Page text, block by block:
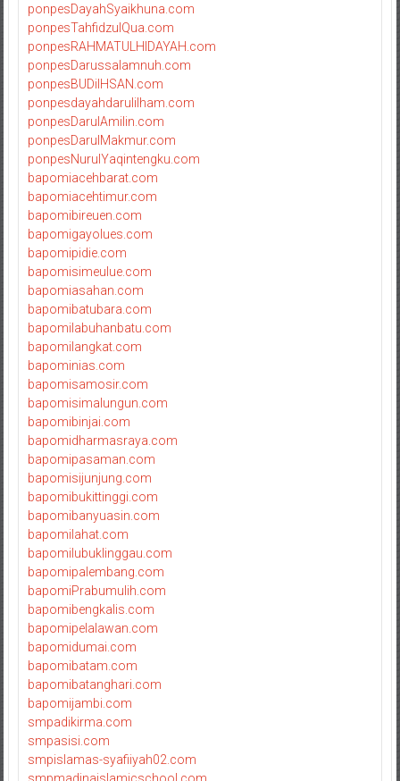
ponpesDayahSyaikhuna.com
ponpesTahfidzulQua.com
ponpesRAHMATULHIDAYAH.com
ponpesDarussalamnuh.com
ponpesBUDiIHSAN.com
ponpesdayahdarulilham.com
ponpesDarulAmilin.com
ponpesDarulMakmur.com
ponpesNurulYaqintengku.com
bapomiacehbarat.com
bapomiacehtimur.com
bapomibireuen.com
bapomigayolues.com
bapomipidie.com
bapomisimeulue.com
bapomiasahan.com
bapomibatubara.com
bapomilabuhanbatu.com
bapomilangkat.com
bapominias.com
bapomisamosir.com
bapomisimalungun.com
bapomibinjai.com
bapomidharmasraya.com
bapomipasaman.com
bapomisijunjung.com
bapomibukittinggi.com
bapomibanyuasin.com
bapomilahat.com
bapomilubuklinggau.com
bapomipalembang.com
bapomiPrabumulih.com
bapomibengkalis.com
bapomipelalawan.com
bapomidumai.com
bapomibatam.com
bapomibatanghari.com
bapomijambi.com
smpadikirma.com
smpasisi.com
smpislamas-syafiiyah02.com